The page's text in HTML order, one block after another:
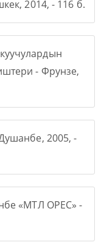
2014, - 116 б.
- Фрунзе,
2005, -
«МТЛ ОРЕС» -